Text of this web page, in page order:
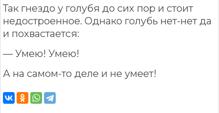
Так гнездо у голубя до сих пор и стоит
недостроенное. Однако голубь нет-нет да
и похвастается:
— Умею! Умею!
А на самом-то деле и не умеет!